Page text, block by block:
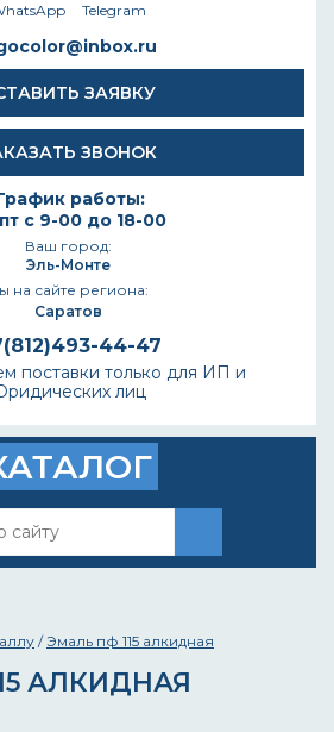
Telegram
ЗАЯВКУ
ЗВОНОК
работы:
с 9-00 до 18-00
Ваш город:
Эль-Монте
на сайте региона:
Саратов
44-47
поставки только для ИП и
лиц
/Эмаль пф 115 алкидная
АЛКИДНАЯ